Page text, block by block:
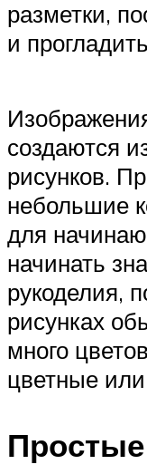
разметки,
и
создаются
рисунков.
небольшие
для
начинать
рукоделия,
рисунках
много
цветные